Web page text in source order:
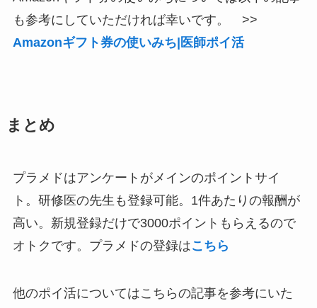
も参考にしていただければ幸いです。 >>
Amazonギフト券の使いみち|医師ポイ活
まとめ
プラメドはアンケートがメインのポイントサイ
ト。研修医の先生も登録可能。1件あたりの報酬が
高い。新規登録だけで3000ポイントもらえるので
オトクです。プラメドの登録はこちら
他のポイ活についてはこちらの記事を参考にいた